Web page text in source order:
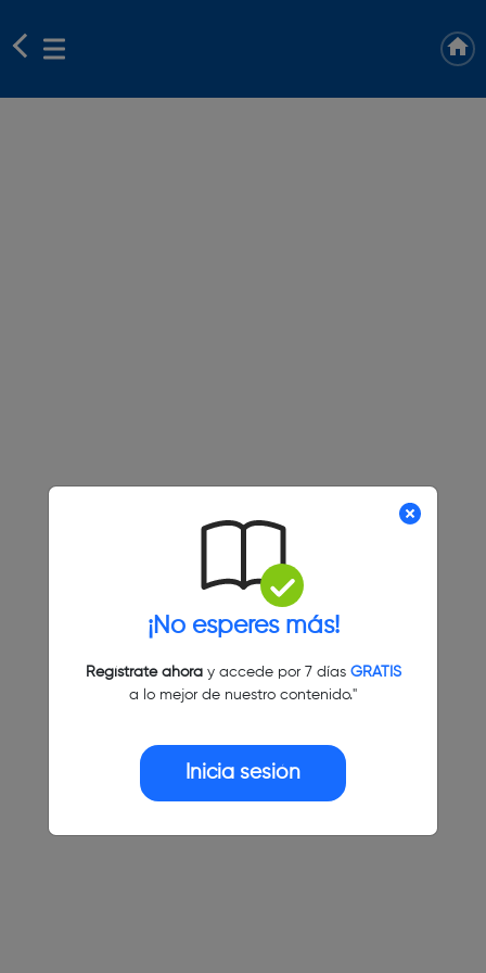
¡No esperes más!
Regístrate ahoray accede por 7 días GRATIS
a lo mejor de nuestro contenido."
Inicia sesión